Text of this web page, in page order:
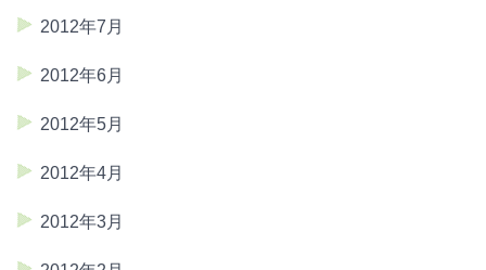
2012年7月
2012年6月
2012年5月
2012年4月
2012年3月